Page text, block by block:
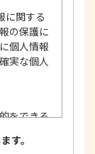
に関する
の保護に
個人情報
実な個人
をできる
な限度に
を得て取
す。